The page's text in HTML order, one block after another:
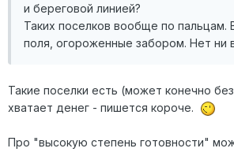
и береговой линией?
Таких поселков вообще по пальцам.
поля, огороженные забором. Нет ни
Такие поселки есть (может конечно
хватает денег - пишется короче.
Про "высокую степень готовности"